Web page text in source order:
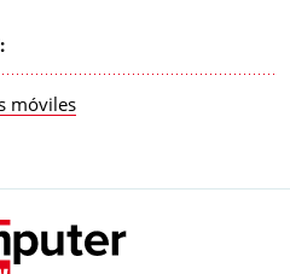
móviles